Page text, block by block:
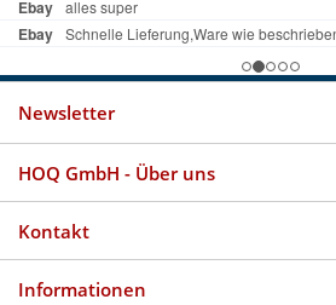
Newsletter
HOQ GmbH - Über uns
Kontakt
Informationen